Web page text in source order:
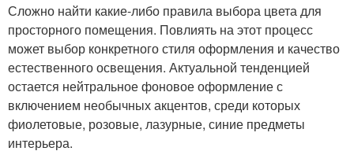
Сложно найти какие-либо правила выбора цвета для
просторного помещения. Повлиять на этот процесс
может выбор конкретного стиля оформления и качество
естественного освещения. Актуальной тенденцией
остается нейтральное фоновое оформление с
включением необычных акцентов, среди которых
фиолетовые, розовые, лазурные, синие предметы
интерьера.